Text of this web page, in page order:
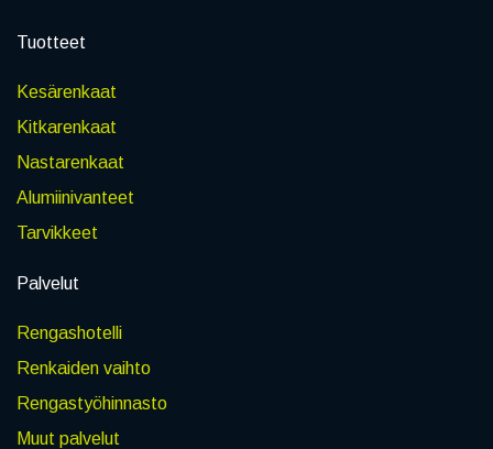
Tuotteet
Kesärenkaat
Kitkarenkaat
Nastarenkaat
Alumiinivanteet
Tarvikkeet
Palvelut
Rengashotelli
Renkaiden vaihto
Rengastyöhinnasto
Muut palvelut